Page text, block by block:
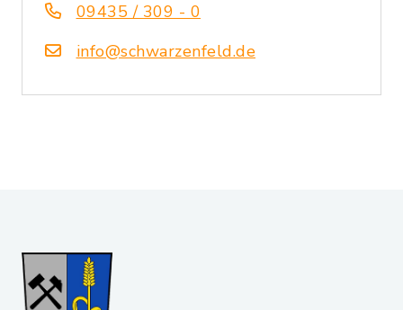
09435 / 309 - 0
info@schwarzenfeld.de